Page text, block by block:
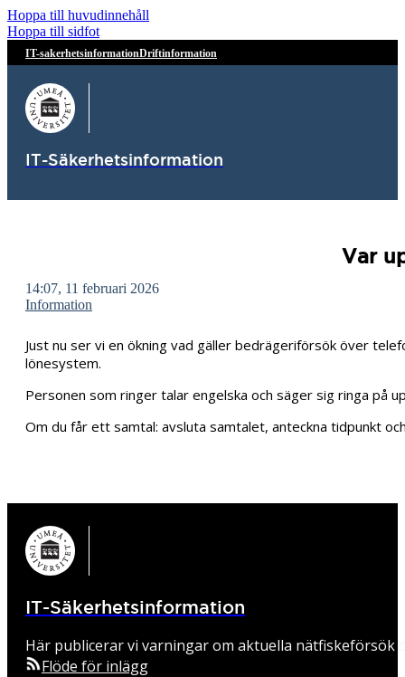
Hoppa till huvudinnehåll
Hoppa till sidfot
IT-sakerhetsinformationDriftinformation
IT-Säkerhetsinformation
Var
14:07, 11 februari 2026
Information
Just nu ser vi en ökning vad gäller bedrägeriförsök över
lönesystem.
Personen som ringer talar engelska och säger sig ringa på
Om du får ett samtal: avsluta samtalet, anteckna tidpunkt
IT-Säkerhetsinformation
Här publicerar vi varningar om aktuella
Flöde för inlägg